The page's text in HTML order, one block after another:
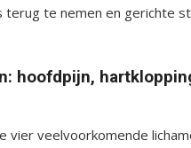
terug te nemen en gerichte
hoofdpijn,
veelvoorkomende